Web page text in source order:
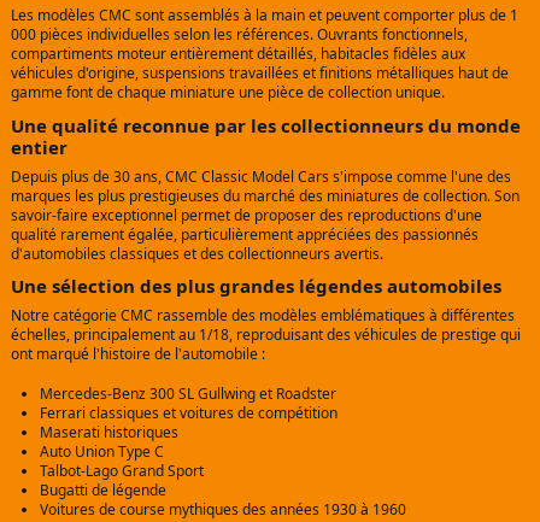
Les modèles CMC sont assemblés à la main et peuvent comporter plus de 1
000 pièces individuelles selon les références. Ouvrants fonctionnels,
compartiments moteur entièrement détaillés, habitacles fidèles aux
véhicules d'origine, suspensions travaillées et finitions métalliques haut de
gamme font de chaque miniature une pièce de collection unique.
Une qualité reconnue par les collectionneurs du monde
entier
Depuis plus de 30 ans, CMC Classic Model Cars s'impose comme l'une des
marques les plus prestigieuses du marché des miniatures de collection. Son
savoir-faire exceptionnel permet de proposer des reproductions d'une
qualité rarement égalée, particulièrement appréciées des passionnés
d'automobiles classiques et des collectionneurs avertis.
Une sélection des plus grandes légendes automobiles
Notre catégorie CMC rassemble des modèles emblématiques à différentes
échelles, principalement au 1/18, reproduisant des véhicules de prestige qui
ont marqué l'histoire de l'automobile :
Mercedes-Benz 300 SL Gullwing et Roadster
Ferrari classiques et voitures de compétition
Maserati historiques
Auto Union Type C
Talbot-Lago Grand Sport
Bugatti de légende
Voitures de course mythiques des années 1930 à 1960